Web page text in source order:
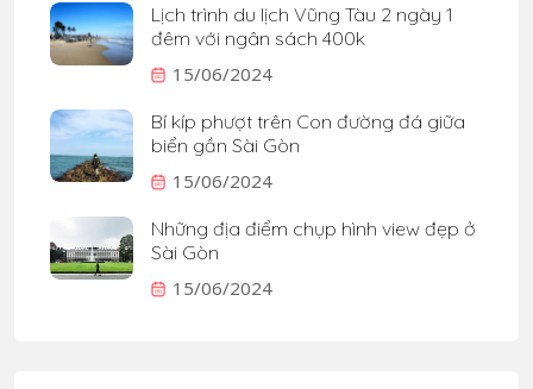
Lịch trình du lịch Vũng Tàu 2 ngày 1
đêm với ngân sách 400k
15/06/2024
Bí kíp phượt trên Con đường đá giữa
biển gần Sài Gòn
15/06/2024
Những địa điểm chụp hình view đẹp ở
Sài Gòn
15/06/2024